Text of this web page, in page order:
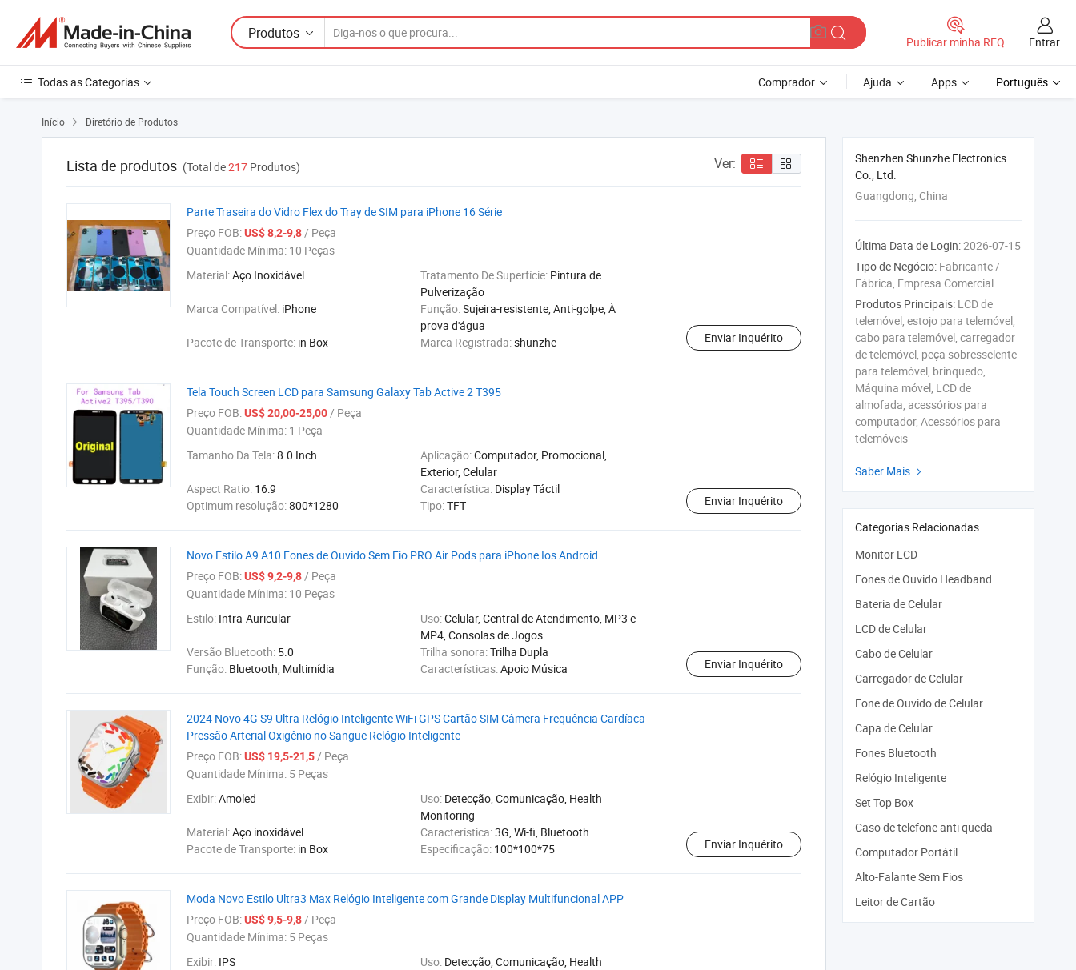
Produtos
Publicar minha RFQ Entrar
Todas as Categorias Comprador Ajuda Apps Português
Início  Diretório de Produtos
Lista de produtos (Total de217 Produtos) Ver:
Parte Traseira do Vidro Flex do Tray de SIM para iPhone 16 Série
Preço FOB:US$ 8,2-9,8/ Peça
Quantidade Mínima: 10 Peças
Material:Aço Inoxidável Tratamento De Superfície: Pintura de
Pulverização
Marca Compatível: iPhone Função:Sujeira-resistente, Anti-golpe, À
prova d'água
Pacote de Transporte: in Box Marca Registrada:shunzhe Enviar Inquérito
Tela Touch Screen LCD para Samsung Galaxy Tab Active 2 T395
Preço FOB:US$ 20,00-25,00/ Peça
Quantidade Mínima: 1 Peça
Tamanho Da Tela:8.0 Inch Aplicação:Computador, Promocional,
Exterior, Celular
Aspect Ratio: 16:9 Característica: Display Táctil
Optimum resolução:800*1280 Tipo:TFT Enviar Inquérito
Novo Estilo A9 A10 Fones de Ouvido Sem Fio PRO Air Pods para iPhone Ios Android
Preço FOB:US$ 9,2-9,8/ Peça
Quantidade Mínima: 10 Peças
Estilo: Intra-Auricular Uso:Celular, Central de Atendimento, MP3 e
MP4, Consolas de Jogos
Versão Bluetooth: 5.0 Trilha sonora:Trilha Dupla
Função: Bluetooth, Multimídia Características:Apoio Música Enviar Inquérito
2024 Novo 4G S9 Ultra Relógio Inteligente WiFi GPS Cartão SIM Câmera Frequência Cardíaca
Pressão Arterial Oxigênio no Sangue Relógio Inteligente
Preço FOB:US$ 19,5-21,5/ Peça
Quantidade Mínima: 5 Peças
Exibir:Amoled Uso: Detecção, Comunicação, Health
Monitoring
Material:Aço inoxidável Característica:3G, Wi-fi, Bluetooth
Pacote de Transporte: in Box Especificação: 100*100*75 Enviar Inquérito
Moda Novo Estilo Ultra3 Max Relógio Inteligente com Grande Display Multifuncional APP
Preço FOB:US$ 9,5-9,8/ Peça
Quantidade Mínima: 5 Peças
Exibir: IPS Uso: Detecção, Comunicação, Health
Shenzhen Shunzhe Electronics
Co., Ltd.
Guangdong, China
Última Data de Login:2026-07-15
Tipo de Negócio: Fabricante /
Fábrica, Empresa Comercial
Produtos Principais: LCD de
telemóvel, estojo para telemóvel,
cabo para telemóvel, carregador
de telemóvel, peça sobresselente
para telemóvel, brinquedo,
Máquina móvel, LCD de
almofada, acessórios para
computador, Acessórios para
telemóveis
Saber Mais 
Categorias Relacionadas
Monitor LCD
Fones de Ouvido Headband
Bateria de Celular
LCD de Celular
Cabo de Celular
Carregador de Celular
Fone de Ouvido de Celular
Capa de Celular
Fones Bluetooth
Relógio Inteligente
Set Top Box
Caso de telefone anti queda
Computador Portátil
Alto-Falante Sem Fios
Leitor de Cartão